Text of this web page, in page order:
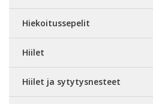
Hiekoitussepelit
Hiilet
Hiilet ja sytytysnesteet